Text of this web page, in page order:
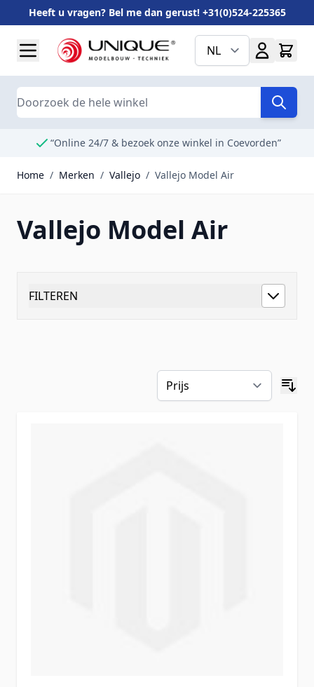
Heeft u vragen? Bel me dan gerust! +31(0)524-225365
NL
Search
“Online 24/7 & bezoek onze winkel in Coevorden”
Home / Merken / Vallejo / Vallejo Model Air
Vallejo Model Air
FILTEREN